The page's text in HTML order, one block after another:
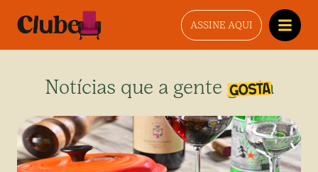
ASSINE AQUI
Notícias que a gente gosta